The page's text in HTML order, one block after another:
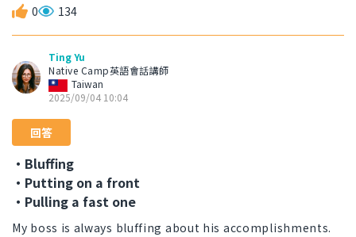
0 134
Ting Yu
Native Camp英語會話講師
Taiwan
2025/09/04 10:04
回答
・Bluffing
・Putting on a front
・Pulling a fast one
My boss is always bluffing about his accomplishments.